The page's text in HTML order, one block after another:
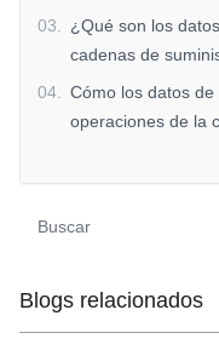
03
¿Qué son los
cadenas de
04
Cómo los datos
operaciones de la
07. c. Optimización de
09. La ventaja de
destacan
Blogs relacionados